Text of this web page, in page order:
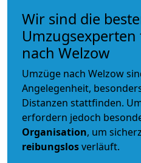
Wir sind die
nach Welzow
Umzüge nach Welzow
Angelegenheit,
Distanzen stattfinden.
erfordern jedoch
Organisation, um
reibungslosverläuft.